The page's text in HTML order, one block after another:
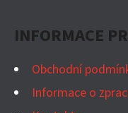
INFORMACE
Obchodní
Informace o